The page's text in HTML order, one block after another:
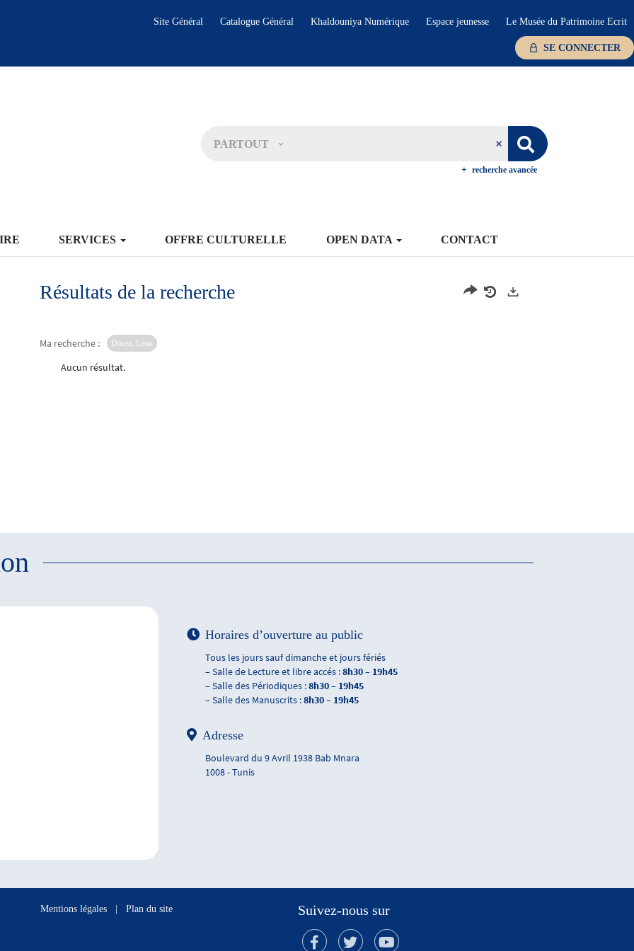
Site Général Catalogue Général Khaldouniya Numérique Espace jeunesse Le Musée du Patrimoine Ecrit
SE CONNECTER
PARTOUT
recherche avancée
SERVICES OFFRE CULTURELLE OPEN DATA CONTACT
Résultats de la recherche
Ma recherche : Dorez, Léon
Aucun résultat.
Horaires d’ouverture au public
Tous les jours sauf dimanche et jours fériés
– Salle de Lecture et libre accés :8h30 – 19h45
– Salle des Périodiques :8h30 – 19h45
– Salle des Manuscrits :8h30 – 19h45
Adresse
Boulevard du 9 Avril 1938 Bab Mnara
1008 - Tunis
Mentions légales Plan du site Suivez-nous sur